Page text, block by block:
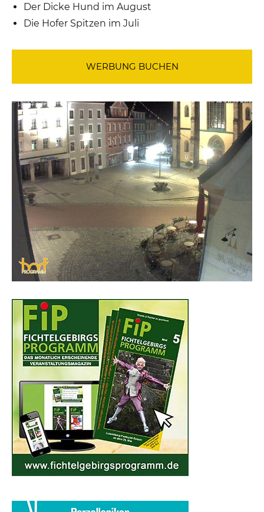
Der Dicke Hund im August
Die Hofer Spitzen im Juli
WERBUNG BUCHEN